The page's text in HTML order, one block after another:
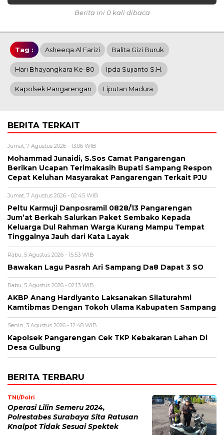
Berita ini 0 kali dibaca
Tag : Asheeqa Al Farizi Balita Gizi Buruk
Hari Bhayangkara Ke-80 Ipda Sujianto S.H.
Kapolsek Pangarengan Liputan Madura
BERITA TERKAIT
Jumat, 7 Agustus 2026 - 13:06 WIB
Mohammad Junaidi, S.Sos Camat Pangarengan
Berikan Ucapan Terimakasih Bupati Sampang Respon
Cepat Keluhan Masyarakat Pangarengan Terkait PJU
Jumat, 7 Agustus 2026 - 02:45 WIB
Peltu Karmuji Danposramil 0828/13 Pangarengan
Jum’at Berkah Salurkan Paket Sembako Kepada
Keluarga Dul Rahman Warga Kurang Mampu Tempat
Tinggalnya Jauh dari Kata Layak
Rabu, 5 Agustus 2026 - 15:53 WIB
Bawakan Lagu Pasrah Ari Sampang Da8 Dapat 3 SO
Rabu, 5 Agustus 2026 - 02:13 WIB
AKBP Anang Hardiyanto Laksanakan Silaturahmi
Kamtibmas Dengan Tokoh Ulama Kabupaten Sampang
Senin, 3 Agustus 2026 - 12:48 WIB
Kapolsek Pangarengan Cek TKP Kebakaran Lahan Di
Desa Gulbung
BERITA TERBARU
TNI/Polri
Operasi Lilin Semeru 2024,
Polrestabes Surabaya Sita Ratusan
Knalpot Tidak Sesuai Spektek